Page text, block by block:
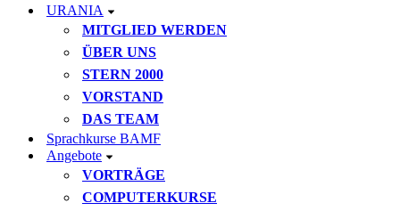
URANIA
MITGLIED WERDEN
ÜBER UNS
STERN 2000
VORSTAND
DAS TEAM
Sprachkurse BAMF
Angebote
VORTRÄGE
COMPUTERKURSE